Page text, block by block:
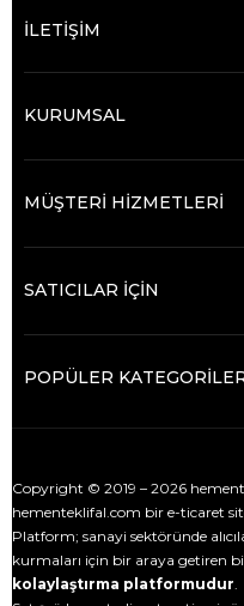
İLETİŞİM
KURUMSAL
MÜŞTERİ HİZMETLERİ
SATICILAR İÇİN
POPÜLER
Copyright © 2019 – 2026
hementeklifal.com bir e-ticaret
Platform; sanayi sektöründe
kurmaları için bir araya getiren
kolaylaştırma platformudur